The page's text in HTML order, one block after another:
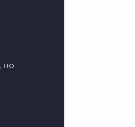
но